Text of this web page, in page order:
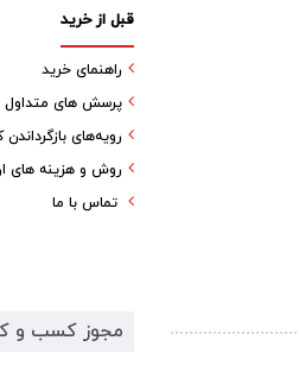
قبل از خرید
راهنمای خرید
پرسش های متداول
رویه‌های بازگرداندن
روش و هزینه های
تماس با ما
مجوز کسب و